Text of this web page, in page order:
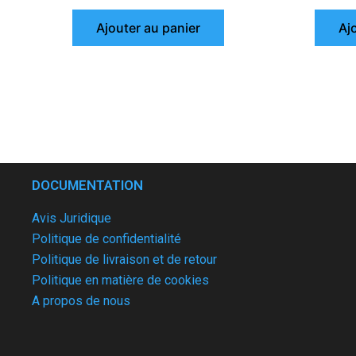
Ajouter au panier
DOCUMENTATION
Avis Juridique
Politique de confidentialité
Politique de livraison et de retour
Politique en matière de cookies
A propos de nous